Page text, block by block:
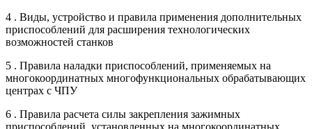
4 . Виды, устройство и правила применения дополнительных
приспособлений для расширения технологических
возможностей станков
5 . Правила наладки приспособлений, применяемых на
многокоординатных многофункциональных обрабатывающих
центрах с ЧПУ
6 . Правила расчета силы закрепления зажимных
приспособлений, установленных на многокоординатных